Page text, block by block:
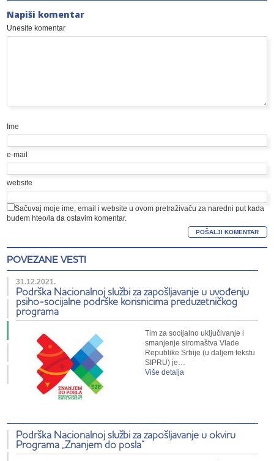
Napiši komentar
Unesite komentar
Ime
e-mail
website
Sačuvaj moje ime, email i website u ovom pretraživaču za naredni put kada
budem hteo/la da ostavim komentar.
POVEZANE VESTI
31.12.2021.
Podrška Nacionalnoj službi za zapošljavanje u uvođenju
psiho-socijalne podrške korisnicima preduzetničkog
programa
Tim za socijalno uključivanje i
smanjenje siromaštva Vlade
Republike Srbije (u daljem tekstu
SIPRU) je…
Više detalja
Podrška Nacionalnoj službi za zapošljavanje u okviru
Programa „Znanjem do posla“